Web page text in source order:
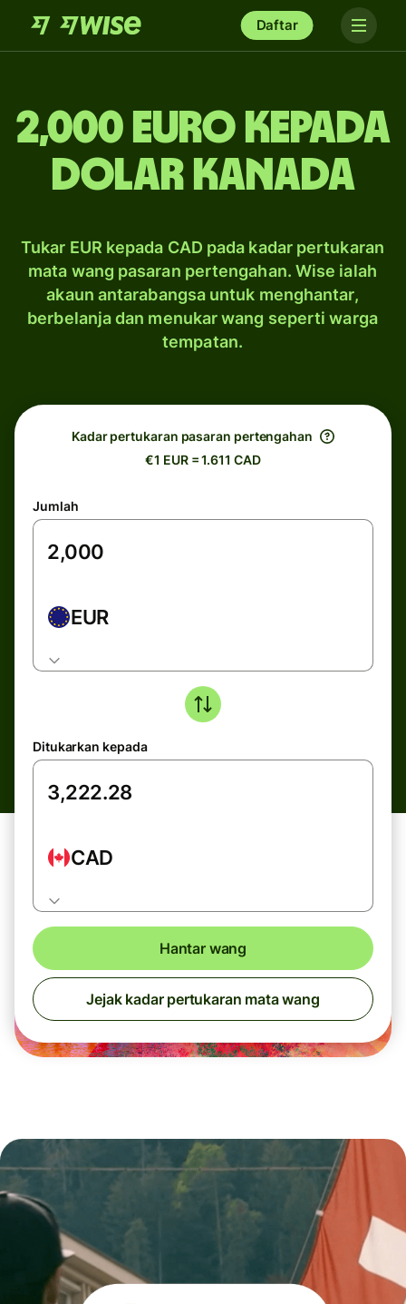
Daftar
2,000 Euro kepada
dolar Kanada
Tukar EUR kepada CAD pada kadar pertukaran
mata wang pasaran pertengahan. Wise ialah
akaun antarabangsa untuk menghantar,
berbelanja dan menukar wang seperti warga
tempatan.
Kadar pertukaran pasaran pertengahan
€1 EUR = 1.611 CAD
Jumlah
EUR
Ditukarkan kepada
CAD
Hantar wang
Jejak kadar pertukaran mata wang